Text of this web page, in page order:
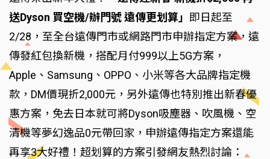
送Dyson 買空機/辦門號 遠傳更划算」 即日起至
2/28，至全台遠傳門市或網路門市申辦指定方案，遠
傳發紅包換新機，搭配月付999以上5G方案，
Apple、Samsung、OPPO、小米等各大品牌指定機
款，DM價現折2,000元，另外遠傳也特別推出新春優
惠方案，免去日本就可將Dyson吸塵器、吹風機、空
清機等夢幻逸品0元帶回家，申辦遠傳指定方案還能
再享3大好禮！超划算的方案引發網友熱烈討論：